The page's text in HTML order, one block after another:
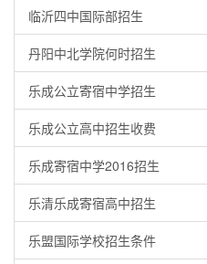
临沂四中国际部招生
丹阳中北学院何时招生
乐成公立寄宿中学招生
乐成公立高中招生收费
乐成寄宿中学2016招生
乐清乐成寄宿高中招生
乐盟国际学校招生条件